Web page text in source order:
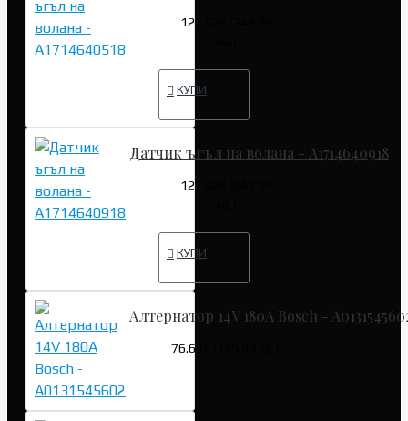
127.82€ (249.99
КУПИ
Датчик ъгъл на волана - A1714640918
127.82€ (249.99
КУПИ
Алтернатор 14V 180A Bosch -
76.69€ (149.99 лв.)